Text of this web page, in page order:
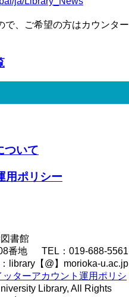
で、ご希望の方はカウンター
ついて
用ポリシー
書館
番地 TEL：019-688-5561
【@】morioka-u.ac.jp
ッターアカウント運用ポリシ
Library, All Rights